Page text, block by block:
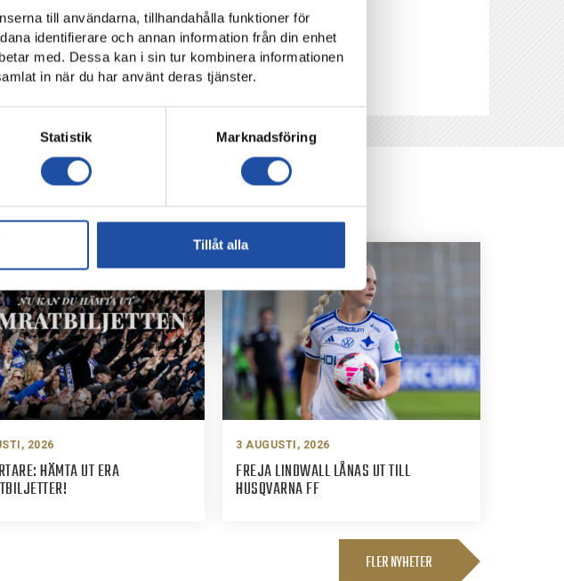
till användarna, tillhandahålla funktioner för
identifierare och annan information från din enhet
med. Dessa kan i sin tur kombinera informationen
in när du har använt deras tjänster.
Statistik Marknadsföring
Tillåt alla
2026
HÄMTA UT ERA
3 AUGUSTI, 2026
FREJA LINDWALL LÅNAS UT TILL
HUSQVARNA FF
FLER NYHETER